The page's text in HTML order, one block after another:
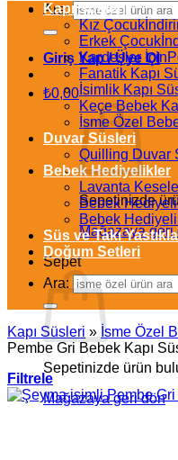
Ara:
Giriş Yap / Üye Ol
₺0,00
Sepetinizde
Mağazaya geri
Sepet
Sepetinizde ürün
Mağazaya geri dön
Kapı Süsleri
Kız Çocuk
Erkek Çocuk
Kardeşler İçin
Fanatik Kapı
İsimlik Kapı
Keçe Bebek
İsme Özel
Duvar Süsleri
Quilling Duvar
Bebek Hediyelikler
Lavanta
Bebek
Bebek
Süs ve Takı
Doğum Setleri
Ara:
Kapı Süsleri » İsme Özel
Pembe Gri Bebek Kapı
Filtrele